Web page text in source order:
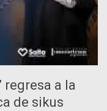
regresa a la
de sikus